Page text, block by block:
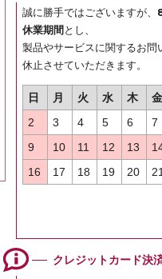
誠に勝手ではございますが、
休業期間 とし、
製品やサービスに関するお問
休止させていただきます。
日 月 火 水 木 金
2
3 4 5 6 7
9
10 11 12 13
16
17 18 19 20 21
クレジットカード決